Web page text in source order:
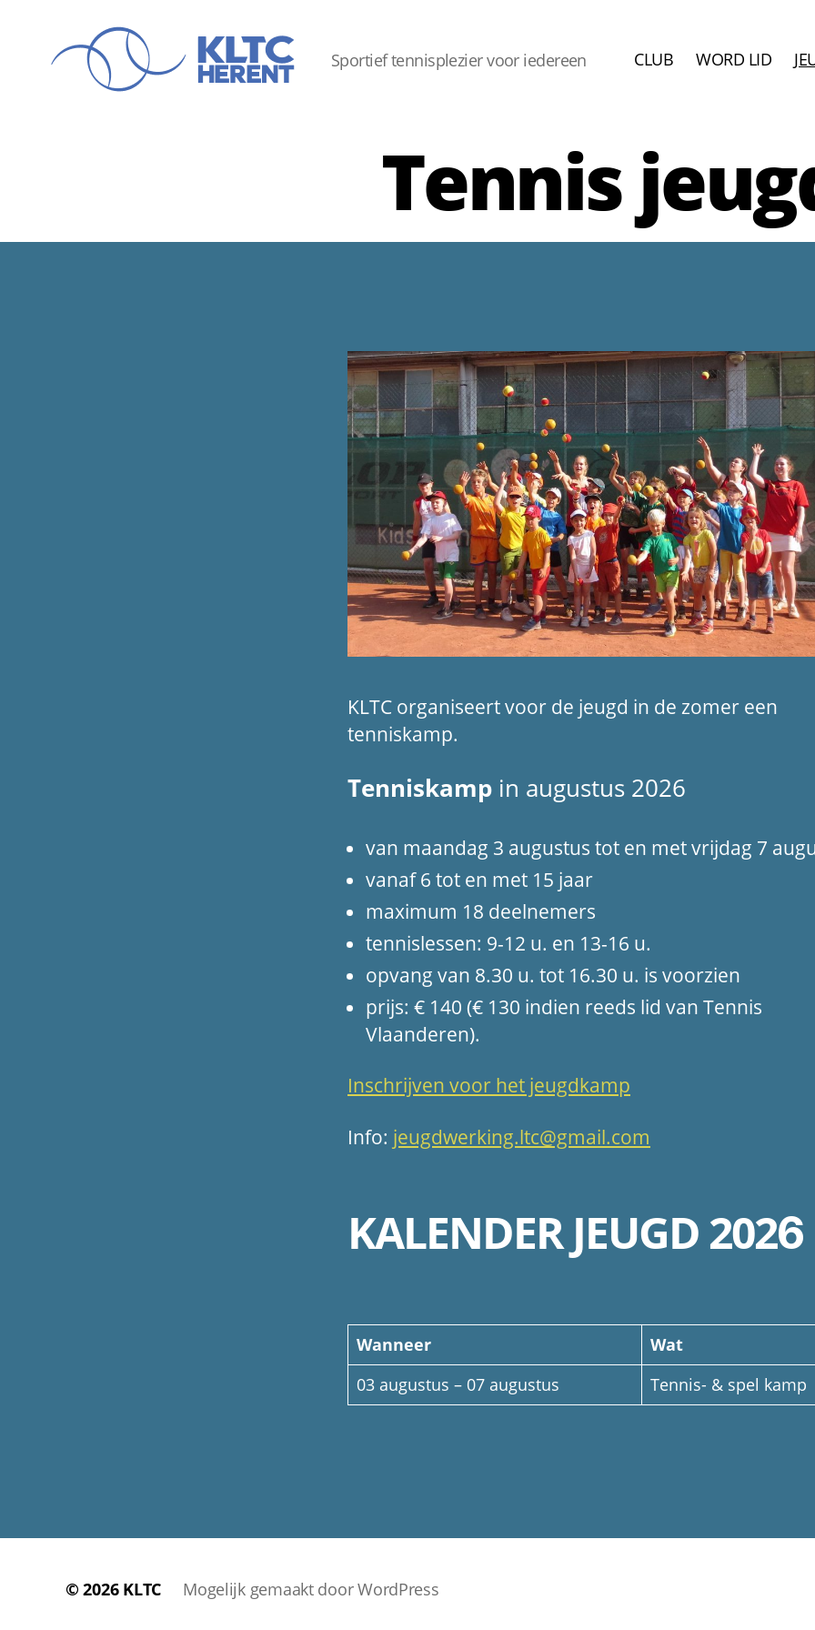
Sportief tennisplezier voor iedereen CLUB WORD LID
Tennis
KLTC organiseert voor de jeugd in de zomer een
tenniskamp.
Tenniskamp in augustus 2026
van maandag 3 augustus tot en met vrijdag 7
vanaf 6 tot en met 15 jaar
maximum 18 deelnemers
tennislessen: 9-12 u. en 13-16 u.
opvang van 8.30 u. tot 16.30 u. is voorzien
prijs: € 140 (€ 130 indien reeds lid van Tennis
Vlaanderen).
Inschrijven voor het jeugdkamp
Info: jeugdwerking.ltc@gmail.com
KALENDER JEUGD 2026
Wanneer
Wat
03 augustus – 07 augustus
Tennis- & spel kamp
© 2026 KLTC Mogelijk gemaakt door WordPress